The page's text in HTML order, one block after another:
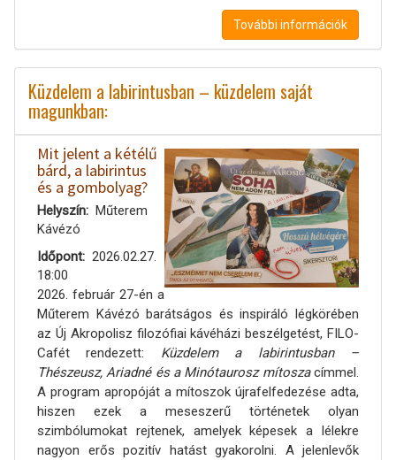
További információk
Küzdelem a labirintusban – küzdelem saját
magunkban:
Mit jelent a kétélű
bárd, a labirintus
és a gombolyag?
Helyszín
Műterem
Kávézó
Időpont
2026.02.27.
18:00
2026. február 27-én a
Műterem Kávézó barátságos és inspiráló légkörében
az Új Akropolisz filozófiai kávéházi beszélgetést, FILO-
Cafét rendezett: Küzdelem a labirintusban –
Thészeusz, Ariadné és a Minótaurosz mítoszacímmel.
A program apropóját a mítoszok újrafelfedezése adta,
hiszen ezek a meseszerű történetek olyan
szimbólumokat rejtenek, amelyek képesek a lélekre
nagyon erős pozitív hatást gyakorolni. A jelenlevők